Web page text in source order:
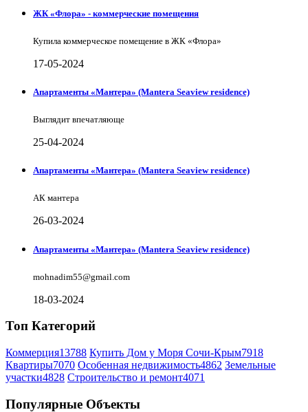
ЖК «Флора» - коммерческие помещения
Купила коммерческое помещение в ЖК «Флора»
17-05-2024
Апартаменты «Мантера» (Mantera Seaview rеsidence)
Выглядит впечатляюще
25-04-2024
Апартаменты «Мантера» (Mantera Seaview rеsidence)
АК мантера
26-03-2024
Апартаменты «Мантера» (Mantera Seaview rеsidence)
mohnadim55@gmail.com
18-03-2024
Топ Категорий
Коммерция13788 Купить Дом у Моря Сочи-Крым7918
Квартиры7070 Особенная недвижимость4862 Земельные
участки4828 Строительство и ремонт4071
Популярные Объекты